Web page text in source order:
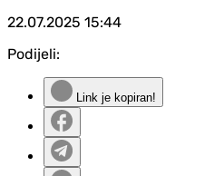
22.07.2025 15:44
Podijeli:
Link je kopiran!